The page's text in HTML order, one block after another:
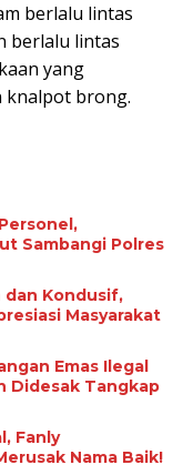
berlalu lintas
berlalu lintas
yang
knalpot brong.
Sambangi ‎Polres
dan Kondusif,
Masyarakat
Emas Ilegal
Didesak Tangkap
Fanly
Nama Baik!